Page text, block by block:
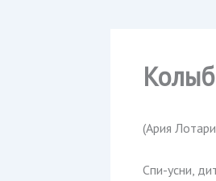
(Ария
Спи-усни,